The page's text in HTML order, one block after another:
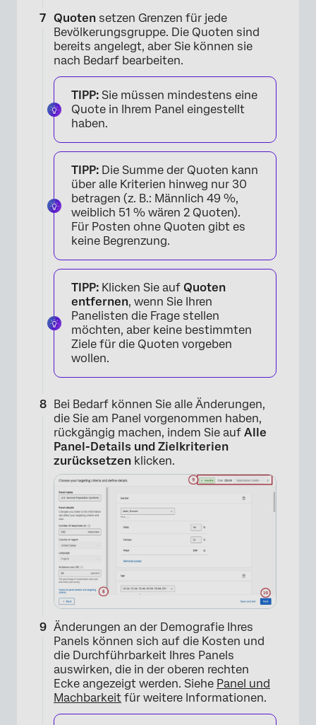
Quoten setzen Grenzen für jede
Bevölkerungsgruppe. Die Quoten sind
bereits angelegt, aber Sie können sie
nach Bedarf bearbeiten.
TIPP: Sie müssen mindestens eine
Quote in Ihrem Panel eingestellt
haben.
TIPP: Die Summe der Quoten kann
über alle Kriterien hinweg nur 30
betragen (z. B.: Männlich 49 %,
weiblich 51 % wären 2 Quoten).
Für Posten ohne Quoten gibt es
keine Begrenzung.
TIPP: Klicken Sie auf Quoten
entfernen, wenn Sie Ihren
Panelisten die Frage stellen
möchten, aber keine bestimmten
Ziele für die Quoten vorgeben
wollen.
Bei Bedarf können Sie alle Änderungen,
die Sie am Panel vorgenommen haben,
rückgängig machen, indem Sie auf Alle
Panel-Details und Zielkriterien
zurücksetzen klicken.
Änderungen an der Demografie Ihres
Panels können sich auf die Kosten und
die Durchführbarkeit Ihres Panels
auswirken, die in der oberen rechten
Ecke angezeigt werden. Siehe Panel und
Machbarkeit für weitere Informationen.